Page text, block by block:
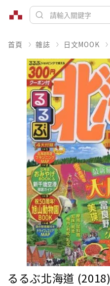
首頁 雜誌 日文MOOK
るるぶ北海道 (2018)